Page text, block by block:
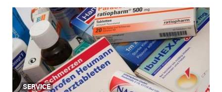
SERVICE